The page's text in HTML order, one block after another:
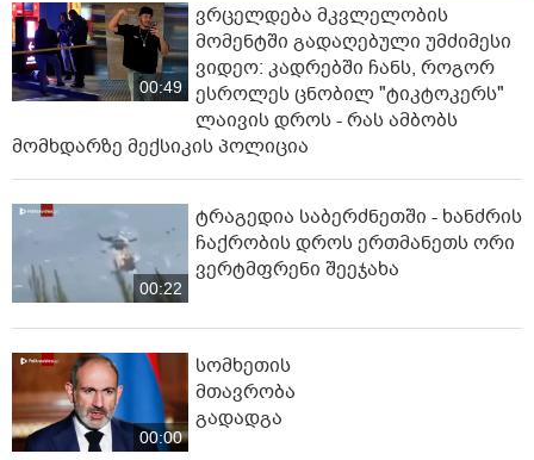
00:49
ვრცელდება მკვლელობის
მომენტში გადაღებული უმძიმესი
ვიდეო: კადრებში ჩანს, როგორ
ესროლეს ცნობილ "ტიკტოკერს"
ლაივის დროს - რას ამბობს
მომხდარზე მექსიკის პოლიცია
00:22
ტრაგედია საბერძნეთში - ხანძრის
ჩაქრობის დროს ერთმანეთს ორი
ვერტმფრენი შეეჯახა
00:00
სომხეთის
მთავრობა
გადადგა